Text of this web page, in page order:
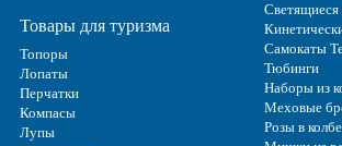
Товары для туризма
Топоры
Лопаты
Перчатки
Компасы
Лупы
Светящиеся
Самокаты
Тюбинги
Наборы из
Меховые
Розы в колбе